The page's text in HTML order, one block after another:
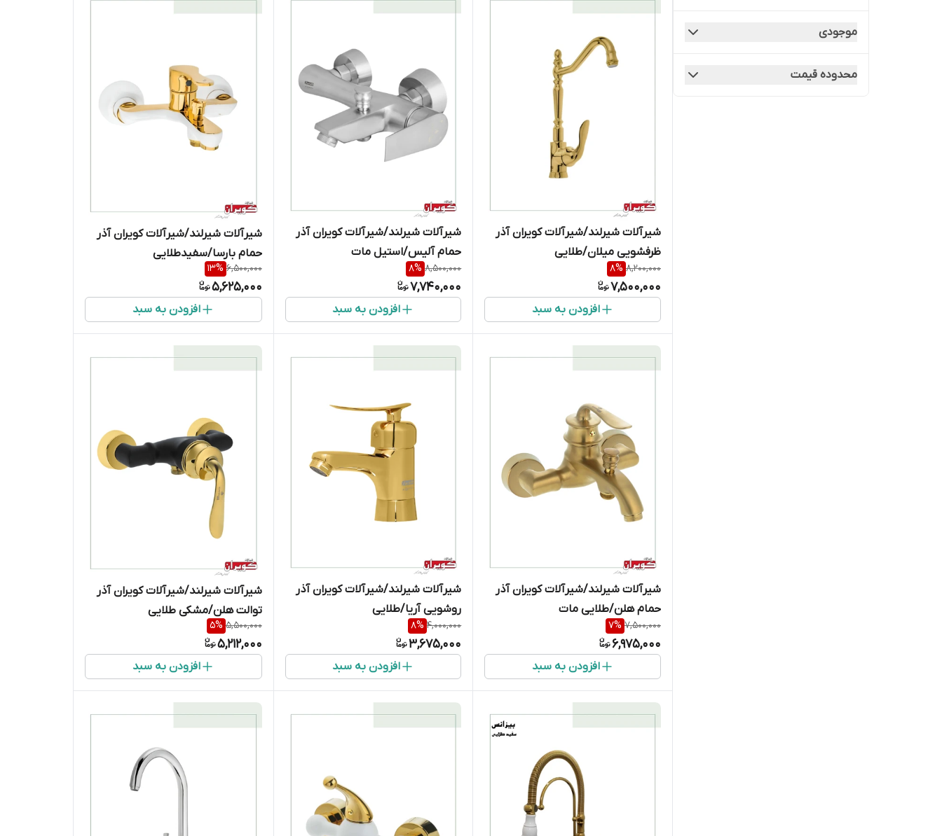
موجودی
محدوده قیمت
شیرآلات شیرلند/شیرآلات کویران آذر
ظرفشویی میلان/طلایی
8,200,000
8%
7,500,000
افزودن به سبد
شیرآلات شیرلند/شیرآلات کویران آذر
حمام آلیس/استیل مات
8,500,000
8%
7,740,000
افزودن به سبد
شیرآلات شیرلند/شیرآلات کویران آذر
حمام بارسا/سفیدطلایی
6,500,000
13%
5,625,000
افزودن به سبد
شیرآلات شیرلند/شیرآلات کویران آذر
حمام هلن/طلایی مات
7,500,000
7%
6,975,000
افزودن به سبد
شیرآلات شیرلند/شیرآلات کویران آذر
روشویی آریا/طلایی
4,000,000
8%
3,675,000
افزودن به سبد
شیرآلات شیرلند/شیرآلات کویران آذر
توالت هلن/مشکی طلایی
5,500,000
5%
5,212,000
افزودن به سبد